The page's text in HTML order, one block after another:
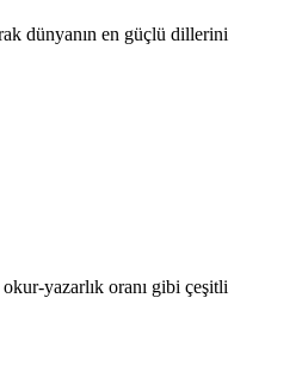
dünyanın en güçlü dillerini
yazarlık oranı gibi çeşitli